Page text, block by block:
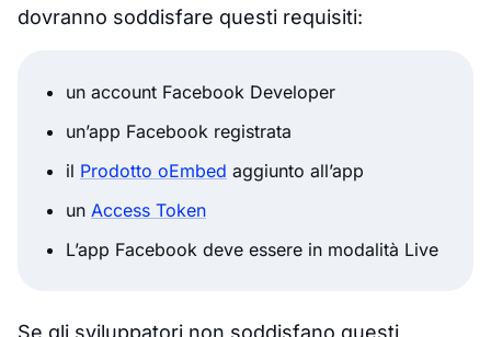
dovranno soddisfare questi requisiti:
un account Facebook Developer
un’app Facebook registrata
il Prodotto oEmbed aggiunto all’app
un Access Token
L’app Facebook deve essere in modalità Live